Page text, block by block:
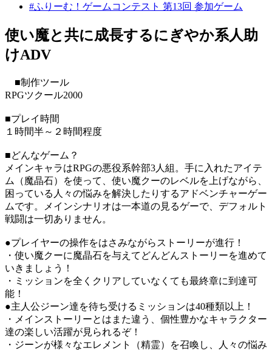
#ふりーむ！ゲームコンテスト 第13回 参加ゲーム
使い魔と共に成長するにぎやか系人助
けADV
■制作ツール
RPGツクール2000
■プレイ時間
１時間半～２時間程度
■どんなゲーム？
メインキャラはRPGの悪役系幹部3人組。手に入れたアイテ
ム（魔晶石）を使って、使い魔クーのレベルを上げながら、
困っている人々の悩みを解決したりするアドベンチャーゲー
ムです。メインシナリオは一本道の見るゲーで、デフォルト
戦闘は一切ありません。
●プレイヤーの操作をはさみながらストーリーが進行！
・使い魔クーに魔晶石を与えてどんどんストーリーを進めて
いきましょう！
・ミッションを全くクリアしていなくても最終章に到達可
能！
●主人公ジーン達を待ち受けるミッションは40種類以上！
・メインストーリーとはまた違う、個性豊かなキャラクター
達の楽しい活躍が見られるぞ！
・ジーンが様々なエレメント（精霊）を召喚し、人々の悩み